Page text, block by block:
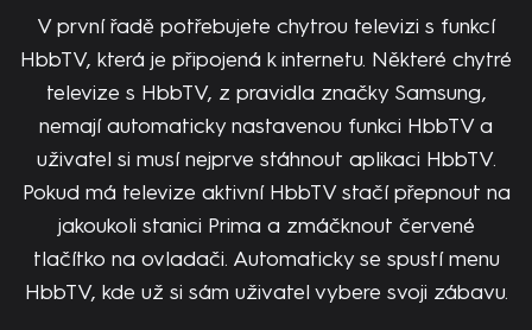
V první řadě potřebujete chytrou televizi s funkcí
HbbTV, která je připojená k internetu. Některé chytré
televize s HbbTV, z pravidla značky Samsung,
nemají automaticky nastavenou funkci HbbTV a
uživatel si musí nejprve stáhnout aplikaci HbbTV.
Pokud má televize aktivní HbbTV stačí přepnout na
jakoukoli stanici Prima a zmáčknout červené
tlačítko na ovladači. Automaticky se spustí menu
HbbTV, kde už si sám uživatel vybere svoji zábavu.